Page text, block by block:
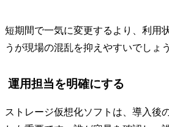
短期間で一気に変更するより、利用
うが現場の混乱を抑えやすいでしょう
運用担当を明確にする
ストレージ仮想化ソフトは、導入後